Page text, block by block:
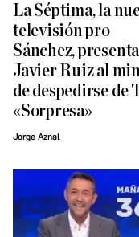
La Séptima, la
televisión pro
Sánchez,
Javier Ruiz al
de despedirse de
«Sorpresa»
Jorge Aznal